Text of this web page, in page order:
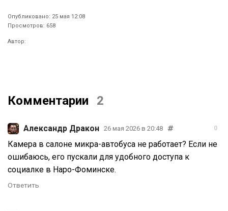
Опубликовано: 25 мая 12:08
Просмотров: 658
Автор:
Комментарии 2
Александр Дракон 26 мая 2026 в 20:48 0
Камера в салоне микра-автобуса не работает? Если не
ошибаюсь, его пускали для удобного доступа к
социалке в Наро-Фоминске.
Ответить